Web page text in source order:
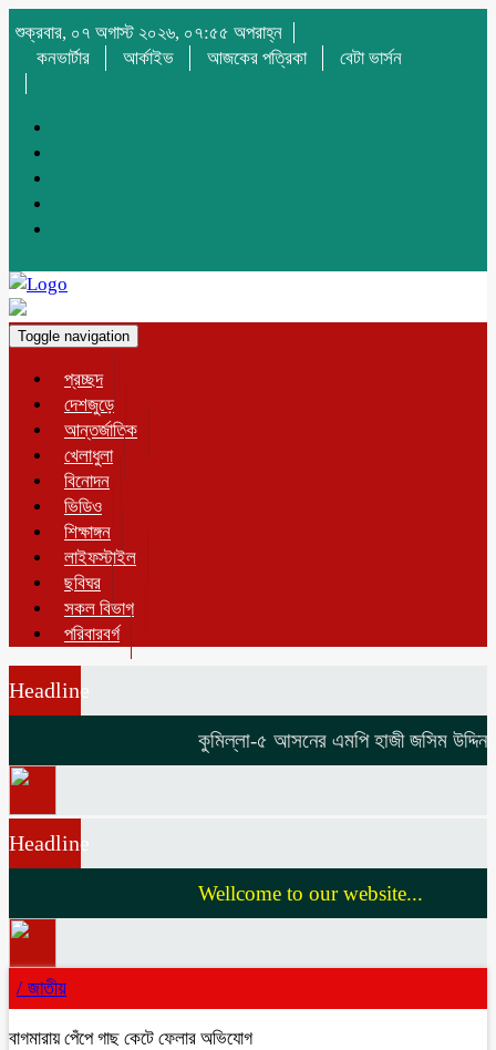
শুক্রবার, ০৭ অগাস্ট ২০২৬, ০৭:৫৫ অপরাহ্ন
কনভার্টার
আর্কাইভ আজকের পত্রিকা বেটা ভার্সন
Toggle navigation
প্রচ্ছদ
দেশজুড়ে
আন্তর্জাতিক
খেলাধুলা
বিনোদন
ভিডিও
শিক্ষাঙ্গন
লাইফস্টাইল
ছবিঘর
সকল বিভাগ
পরিবারবর্গ
Headline
কুমিল্লা-৫ আসনের এমপি হাজী জসিম
Headline
Wellcome to our website...
/ জাতীয়
বাগমারায় পেঁপে গাছ কেটে ফেলার অভিযোগ